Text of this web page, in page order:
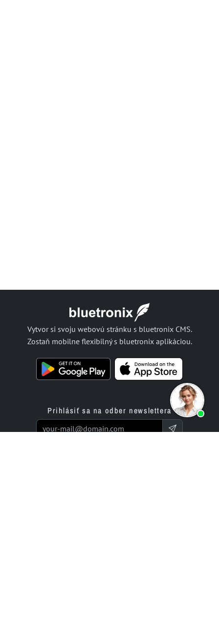
Vytvor si svoju webovú stránku s bluetronix CMS.
Zostaň mobilne flexibilný s bluetronix aplikáciou.
Prihlásiť sa na odber newslettera